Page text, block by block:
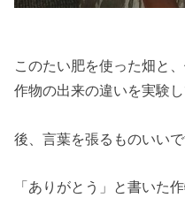
このたい肥を使った畑と、
作物の出来の違いを実験
後、言葉を張るものいいで
「ありがとう」と書いた